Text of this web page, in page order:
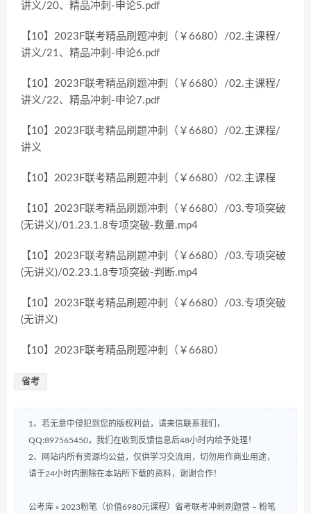
讲义/20、精品冲刺-申论5.pdf
【10】2023F联考精品刷题冲刺（￥6680）/02.主课程/
讲义/21、精品冲刺-申论6.pdf
【10】2023F联考精品刷题冲刺（￥6680）/02.主课程/
讲义/22、精品冲刺-申论7.pdf
【10】2023F联考精品刷题冲刺（￥6680）/02.主课程/
讲义
【10】2023F联考精品刷题冲刺（￥6680）/02.主课程
【10】2023F联考精品刷题冲刺（￥6680）/03.专项突破
(无讲义)/01.23.1.8专项突破-数量.mp4
【10】2023F联考精品刷题冲刺（￥6680）/03.专项突破
(无讲义)/02.23.1.8专项突破-判断.mp4
【10】2023F联考精品刷题冲刺（￥6680）/03.专项突破
(无讲义)
【10】2023F联考精品刷题冲刺（￥6680）
省考
1、若无意中侵犯到您的版权利益，请来信联系我们，
QQ:897565450，我们在收到反馈信息后48小时内给予处理！
2、网站内所有资源均公益，仅供学习交流用，切勿用作商业用途，
请于24小时内删除在本站所下载的资料，谢谢合作！
公考库 » 2023粉笔（价值6980元课程）省考联考冲刺刷题营 – 粉笔